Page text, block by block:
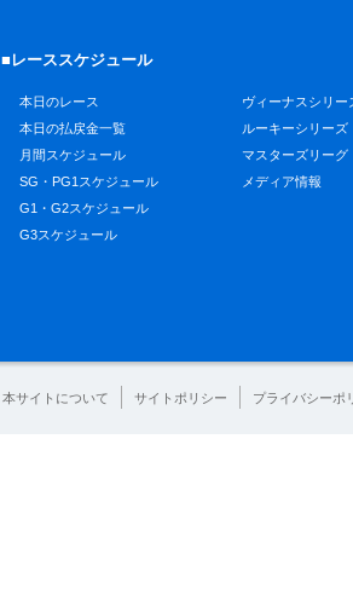
■レーススケジュール
本日のレース
本日の払戻金一覧
月間スケジュール
SG・PG1スケジュール
G1・G2スケジュール
G3スケジュール
ヴィーナスシリー
ルーキーシリーズ
マスターズリーグ
メディア情報
本サイトについて サイトポリシー プライバシーポ